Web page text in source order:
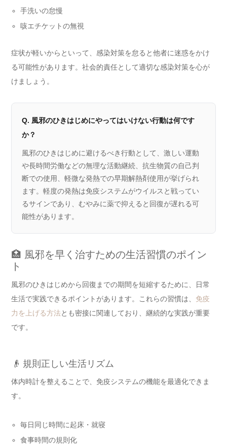
手洗いの怠慢
咳エチケットの無視
症状が軽いからといって、感染対策を怠ると他者に迷惑をかけ
る可能性があります。社会的責任として適切な感染対策を心が
けましょう。
Q. 風邪のひきはじめにやってはいけない行動は何です
か？
風邪のひきはじめに避けるべき行動として、激しい運動
や長時間労働などの無理な活動継続、抗生物質の自己判
断での使用、軽微な発熱での早期解熱剤使用が挙げられ
ます。軽度の発熱は免疫システムがウイルスと戦ってい
るサインであり、むやみに薬で抑えると回復が遅れる可
能性があります。
🏥 風邪を早く治すための生活習慣のポイン
ト
風邪のひきはじめから回復までの期間を短縮するために、日常
生活で実践できるポイントがあります。これらの習慣は、 免疫
力を上げる方法とも密接に関連しており、継続的な実践が重要
です。
👴 規則正しい生活リズム
体内時計を整えることで、免疫システムの機能を最適化できま
す。
毎日同じ時間に起床・就寝
食事時間の規則化